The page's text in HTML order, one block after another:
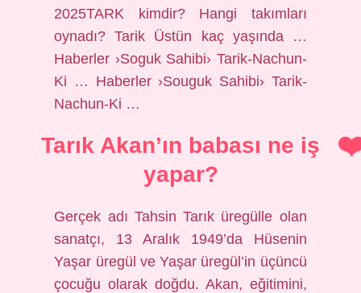
2025TARK kimdir? Hangi takımları
oynadı? Tarik Üstün kaç yaşında …
Haberler ›Soguk Sahibi› Tarik-Nachun-
Ki … Haberler ›Souguk Sahibi› Tarik-
Nachun-Ki …
Tarık Akan’ın babası ne iş
yapar?
Gerçek adı Tahsin Tarık üregülle olan
sanatçı, 13 Aralık 1949’da Hüsenin
Yaşar üregül ve Yaşar üregül’in üçüncü
çocuğu olarak doğdu. Akan, eğitimini,